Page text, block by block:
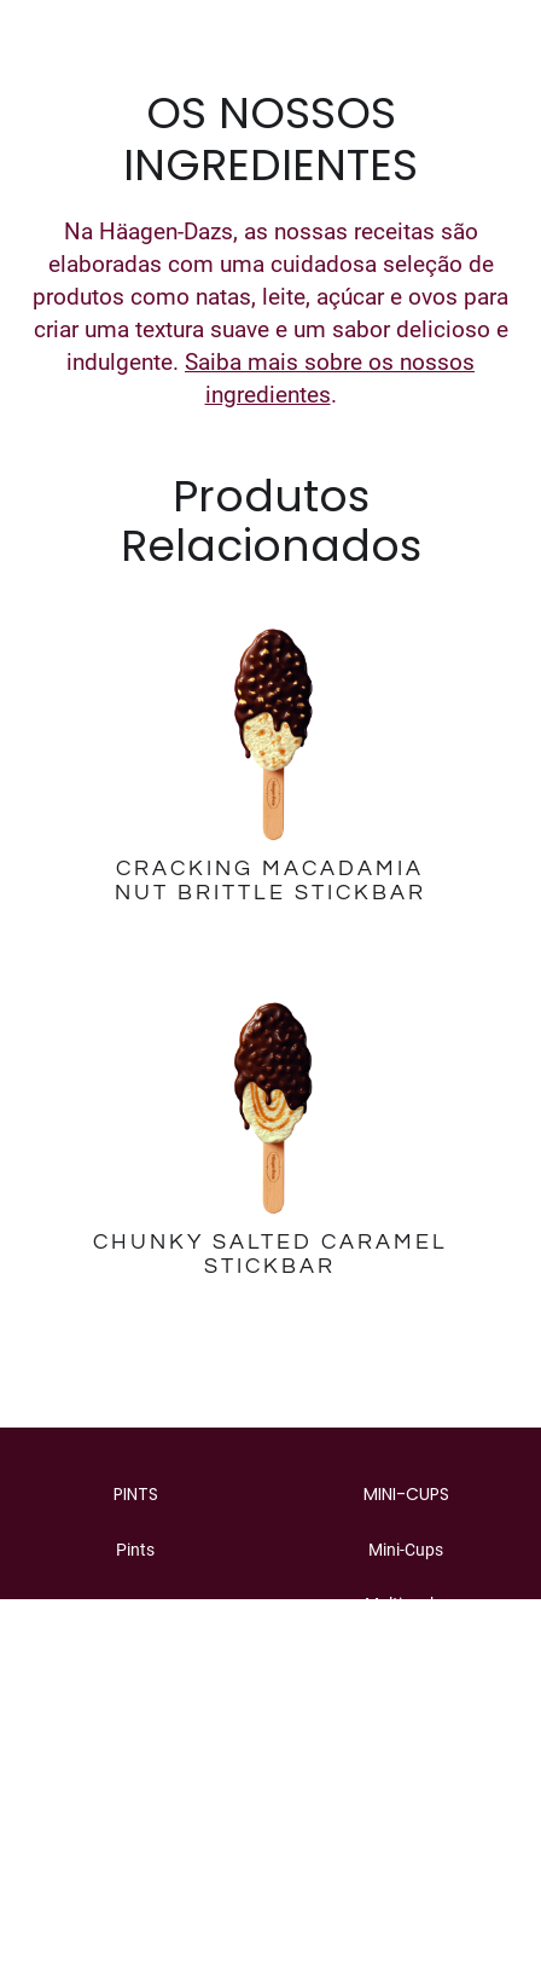
Produtos
Relacionados
CRACKING MACADAMIA
NUT BRITTLE STICKBAR
CHUNKY SALTED CARAMEL
STICKBAR
OS NOSSOS
INGREDIENTES
Na Häagen-Dazs, as nossas receitas são
elaboradas com uma cuidadosa seleção de
produtos como natas, leite, açúcar e ovos para
criar uma textura suave e um sabor delicioso e
indulgente. Saiba mais sobre os nossos
ingredientes.
PINTS
Pints
MINI-CUPS
Mini-Cups
Multipacks